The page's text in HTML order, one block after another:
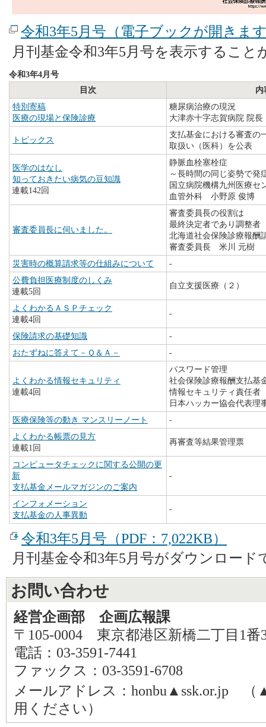
令和3年5月号（電子ブックが開きま
月刊基金令和3年5月号を表示すること
令和3年4月号
目次
内
特別寄稿
医療の現場と保険診療
糖尿病治療の現況
大津赤十字志賀病院 院
トピックス
支払基金における審査の
取扱い（医科）を公表
医学のはなし
知っておきたい病気の豆知識
連載142回
静脈血栓塞栓症
～長時間の同じ姿勢で発
国立病院機構九州医療セ
血管外科 小野原 俊博
審査委員長に伺いました。
審査委員長の役割は
最終決定者であり調整者
北海道社会保険診療報酬
審査委員長 米川 元樹
災害時の概算請求等の仕組みについて
-
公費負担医療制度のしくみ
連載5回
自立支援医療（２）
よくわかるＡＳＰチェック
連載4回
-
保険請求の基礎知識
-
おたずねに答えて－Ｑ＆Ａ－
-
よくわかる情報セキュリティ
連載4回
パスワード管理
社会保険診療報酬支払基
情報セキュリティ責任者
日本ハッカー協会代表
医療保険等の動き マンスリーノート
-
よくわかる帳票の見方
連載1回
再審査等結果管理票
コンピュータチェックに関する公開の更
新
支払基金メールマガジンのご案内
-
インフォメーション
支払基金の人事異動
-
令和3年5月号（PDF：7,022KB）
月刊基金令和3年5月号がダウンロード
お問い合わせ
経営企画部 企画広報課
〒105-0004 東京都港区新橋二丁目1番
電話：03-3591-7441
ファックス：03-3591-6708
メールアドレス：honbu▲ssk.or.jp （
用ください）